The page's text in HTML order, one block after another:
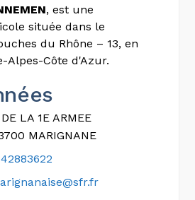
, est une
située dans le
du Rhône – 13, en
Alpes-Côte d'Azur.
LA 1E ARMEE
MARIGNANE